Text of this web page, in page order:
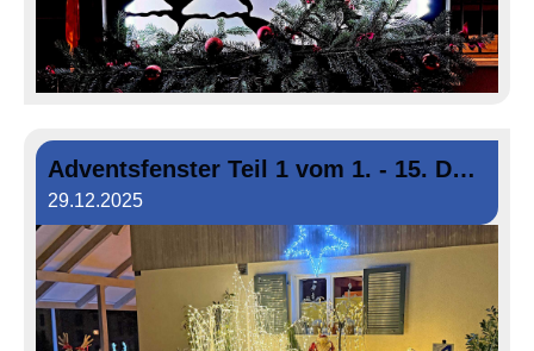
Adventsfenster Teil 1 vom 1. - 15. Dezember 2025
29.12.2025